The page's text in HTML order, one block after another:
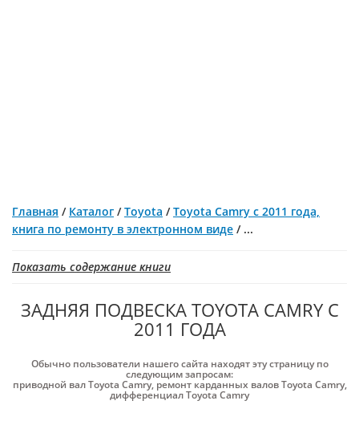
Главная / Каталог /Toyota /Toyota Camry с 2011 года,
книга по ремонту в электронном виде / ...
Показать содержание книги
ЗАДНЯЯ ПОДВЕСКА TOYOTA CAMRY С
2011 ГОДА
Обычно пользователи нашего сайта находят эту страницу по
следующим запросам:
приводной вал Toyota Camry, ремонт карданных валов Toyota Camry,
дифференциал Toyota Camry